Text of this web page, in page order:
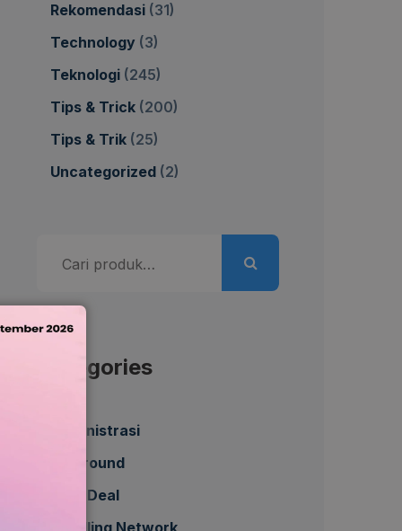
Rekomendasi (31)
Technology (3)
Teknologi (245)
Tips & Trick (200)
Tips & Trik (25)
Uncategorized (2)
untuk:
Categories
Administrasi
All Around
Best Deal